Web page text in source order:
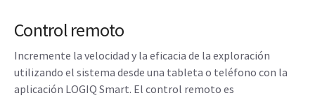
Control remoto
Incremente la velocidad y la eficacia de la exploración
utilizando el sistema desde una tableta o teléfono con la
aplicación LOGIQ Smart. El control remoto es